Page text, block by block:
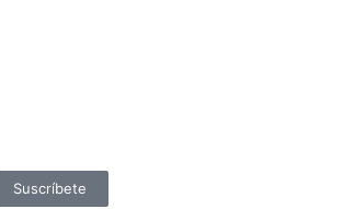
Suscríbete